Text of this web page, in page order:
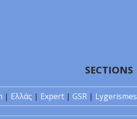
SECTIONS
| Ελλάς | Expert | GSR | Lygerismes